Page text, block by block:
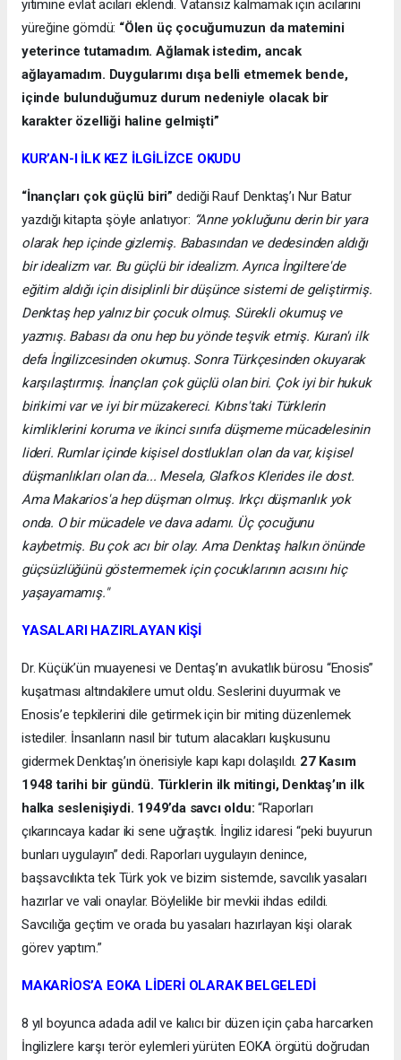
yitimine evlat acıları eklendi. Vatansız kalmamak için acılarını
yüreğine gömdü: “Ölen üç çocuğumuzun da matemini
yeterince tutamadım. Ağlamak istedim, ancak
ağlayamadım. Duygularımı dışa belli etmemek bende,
içinde bulunduğumuz durum nedeniyle olacak bir
karakter özelliği haline gelmişti”
KUR’AN-I İLK KEZ İLGİLİZCE OKUDU
“İnançları çok güçlü biri” dediği Rauf Denktaş’ı Nur Batur
yazdığı kitapta şöyle anlatıyor: “Anne yokluğunu derin bir yara
olarak hep içinde gizlemiş. Babasından ve dedesinden aldığı
bir idealizm var. Bu güçlü bir idealizm. Ayrıca İngiltere'de
eğitim aldığı için disiplinli bir düşünce sistemi de geliştirmiş.
Denktaş hep yalnız bir çocuk olmuş. Sürekli okumuş ve
yazmış. Babası da onu hep bu yönde teşvik etmiş. Kuran'ı ilk
defa İngilizcesinden okumuş. Sonra Türkçesinden okuyarak
karşılaştırmış. İnançları çok güçlü olan biri. Çok iyi bir hukuk
birikimi var ve iyi bir müzakereci. Kıbrıs'taki Türklerin
kimliklerini koruma ve ikinci sınıfa düşmeme mücadelesinin
lideri. Rumlar içinde kişisel dostlukları olan da var, kişisel
düşmanlıkları olan da... Mesela, Glafkos Klerides ile dost.
Ama Makarios'a hep düşman olmuş. Irkçı düşmanlık yok
onda. O bir mücadele ve dava adamı. Üç çocuğunu
kaybetmiş. Bu çok acı bir olay. Ama Denktaş halkın önünde
güçsüzlüğünü göstermemek için çocuklarının acısını hiç
yaşayamamış."
YASALARI HAZIRLAYAN KİŞİ
Dr. Küçük’ün muayenesi ve Dentaş’ın avukatlık bürosu “Enosis”
kuşatması altındakilere umut oldu. Seslerini duyurmak ve
Enosis’e tepkilerini dile getirmek için bir miting düzenlemek
istediler. İnsanların nasıl bir tutum alacakları kuşkusunu
gidermek Denktaş’ın önerisiyle kapı kapı dolaşıldı. 27 Kasım
1948 tarihi bir gündü. Türklerin ilk mitingi, Denktaş’ın ilk
halka seslenişiydi. 1949’da savcı oldu:“Raporları
çıkarıncaya kadar iki sene uğraştık. İngiliz idaresi “peki buyurun
bunları uygulayın” dedi. Raporları uygulayın denince,
başsavcılıkta tek Türk yok ve bizim sistemde, savcılık yasaları
hazırlar ve vali onaylar. Böylelikle bir mevkii ihdas edildi.
Savcılığa geçtim ve orada bu yasaları hazırlayan kişi olarak
görev yaptım.”
MAKARİOS’A EOKA LİDERİ OLARAK BELGELEDİ
8 yıl boyunca adada adil ve kalıcı bir düzen için çaba harcarken
İngilizlere karşı terör eylemleri yürüten EOKA örgütü doğrudan